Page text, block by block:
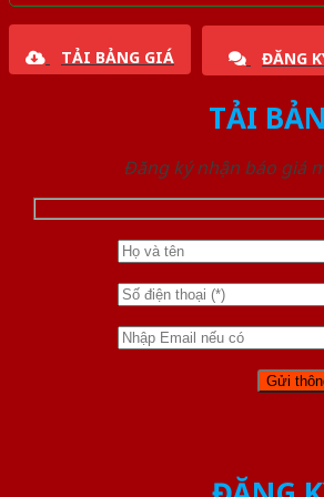
TẢI BẢNG GIÁ ĐĂNG
TẢI
Đăng ký nhận báo giá